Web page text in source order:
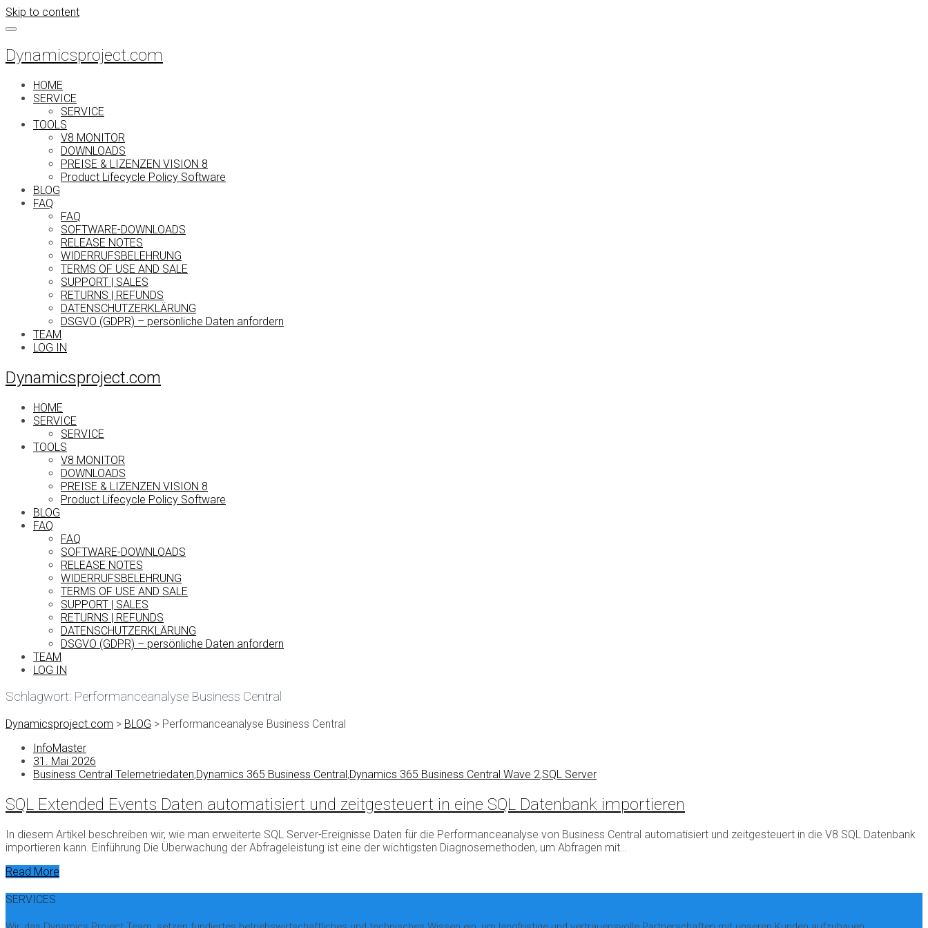
Skip to content
Dynamicsproject.com
HOME
SERVICE
SERVICE
TOOLS
V8 MONITOR
DOWNLOADS
PREISE & LIZENZEN VISION 8
Product Lifecycle Policy Software
BLOG
FAQ
FAQ
SOFTWARE-DOWNLOADS
RELEASE NOTES
WIDERRUFSBELEHRUNG
TERMS OF USE AND SALE
SUPPORT | SALES
RETURNS | REFUNDS
DATENSCHUTZERKLÄRUNG
DSGVO (GDPR) – persönliche Daten anfordern
TEAM
LOG IN
Dynamicsproject.com
HOME
SERVICE
SERVICE
TOOLS
V8 MONITOR
DOWNLOADS
PREISE & LIZENZEN VISION 8
Product Lifecycle Policy Software
BLOG
FAQ
FAQ
SOFTWARE-DOWNLOADS
RELEASE NOTES
WIDERRUFSBELEHRUNG
TERMS OF USE AND SALE
SUPPORT | SALES
RETURNS | REFUNDS
DATENSCHUTZERKLÄRUNG
DSGVO (GDPR) – persönliche Daten anfordern
TEAM
LOG IN
Schlagwort: Performanceanalyse Business Central
Dynamicsproject.com > BLOG > Performanceanalyse Business Central
InfoMaster
31. Mai 2026
Business Central Telemetriedaten,Dynamics 365 Business Central,Dynamics 365 Business Central Wave 2,SQL Server
SQL Extended Events Daten automatisiert und zeitgesteuert in eine SQL Datenbank importieren
In diesem Artikel beschreiben wir, wie man erweiterte SQL Server-Ereignisse Daten für die Performanceanalyse von Business Central automatisiert und zeitgesteuert in die V8 SQL Datenbank
importieren kann. Einführung Die Überwachung der Abfrageleistung ist eine der wichtigsten Diagnosemethoden, um Abfragen mit…
Read More
SERVICES